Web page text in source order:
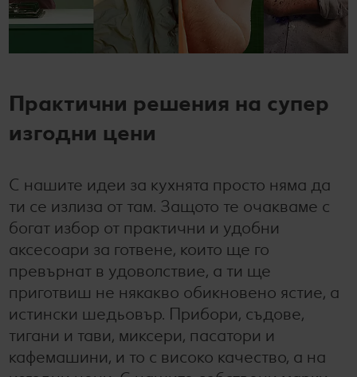
Практични решения на супер
изгодни цени
С нашите идеи за кухнята просто няма да
ти се излиза от там. Защото те очакваме с
богат избор от практични и удобни
аксесоари за готвене, които ще го
превърнат в удоволствие, а ти ще
приготвиш не някакво обикновено ястие, а
истински шедьовър. Прибори, съдове,
тигани и тави, миксери, пасатори и
кафемашини, и то с високо качество, а на